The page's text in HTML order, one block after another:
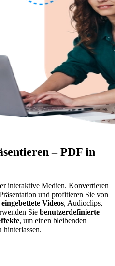
– PDF in
interaktive Medien. Konvertieren
und profitieren Sie von
Videos, Audioclips,
Sie benutzerdefinierte
, um einen bleibenden